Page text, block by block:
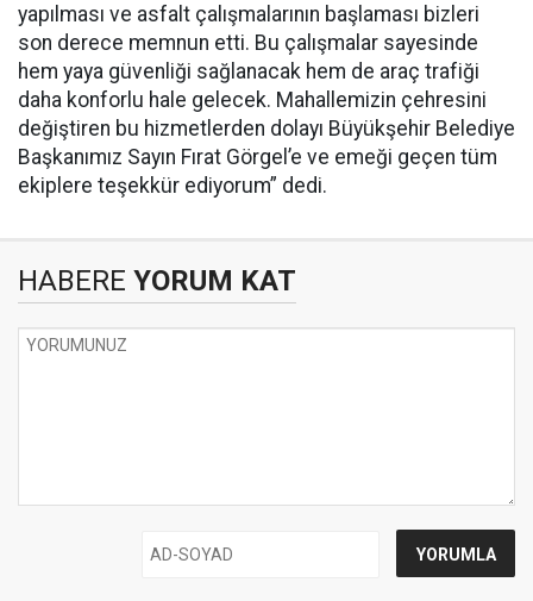
yapılması ve asfalt çalışmalarının başlaması bizleri
son derece memnun etti. Bu çalışmalar sayesinde
hem yaya güvenliği sağlanacak hem de araç trafiği
daha konforlu hale gelecek. Mahallemizin çehresini
değiştiren bu hizmetlerden dolayı Büyükşehir Belediye
Başkanımız Sayın Fırat Görgel’e ve emeği geçen tüm
ekiplere teşekkür ediyorum” dedi.
HABERE YORUM KAT